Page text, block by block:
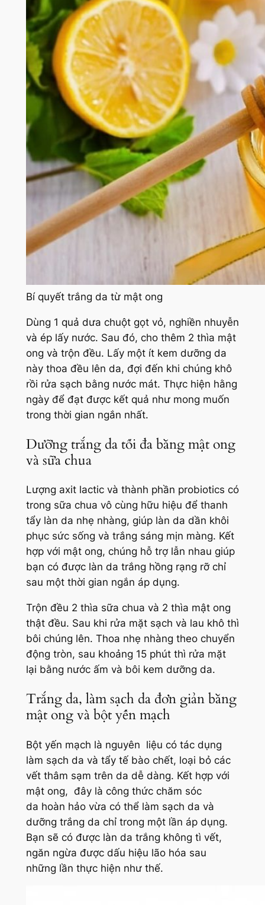
Bí quyết trắng da từ mật ong
Dùng 1 quả dưa chuột gọt vỏ, nghiền nhuyễn
và ép lấy nước. Sau đó, cho thêm 2 thìa mật
ong và trộn đều. Lấy một ít kem dưỡng da
này thoa đều lên da, đợi đến khi chúng khô
rồi rửa sạch bằng nước mát. Thực hiện hằng
ngày để đạt được kết quả như mong muốn
trong thời gian ngắn nhất.
Dưỡng trắng da tối đa bằng mật ong
và sữa chua
Lượng axit lactic và thành phần probiotics có
trong sữa chua vô cùng hữu hiệu để thanh
tẩy làn da nhẹ nhàng, giúp làn da dần khôi
phục sức sống và trắng sáng mịn màng. Kết
hợp với mật ong, chúng hỗ trợ lẫn nhau giúp
bạn có được làn da trắng hồng rạng rỡ chỉ
sau một thời gian ngắn áp dụng.
Trộn đều 2 thìa sữa chua và 2 thìa mật ong
thật đều. Sau khi rửa mặt sạch và lau khô thì
bôi chúng lên. Thoa nhẹ nhàng theo chuyển
động tròn, sau khoảng 15 phút thì rửa mặt
lại bằng nước ấm và bôi kem dưỡng da.
Trắng da, làm sạch da đơn giản bằng
mật ong và bột yến mạch
Bột yến mạch là nguyên liệu có tác dụng
làm sạch da và tẩy tế bào chết, loại bỏ các
vết thâm sạm trên da dễ dàng. Kết hợp với
mật ong, đây là công thức chăm sóc
da hoàn hảo vừa có thể làm sạch da và
dưỡng trắng da chỉ trong một lần áp dụng.
Bạn sẽ có được làn da trắng không tì vết,
ngăn ngừa được dấu hiệu lão hóa sau
những lần thực hiện như thế.